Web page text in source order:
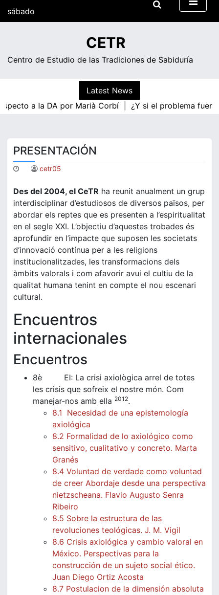
Skip
sábado
CETR
Centro de Estudio de las Tradiciones de Sabiduría
Latest News
a la DA por Marià Corbí |¿Y si el problema fuera la
PRESENTACIÓN
cetr05
Des del 2004, el CeTR ha reunit anualment un grup
interdisciplinar d’estudiosos de diversos països, per
abordar els reptes que es presenten a l’espiritualitat
en el segle XXI. L’objectiu d’aquestes trobades és
aprofundir en l’impacte que suposen les societats
d’innovació contínua per a les religions
institucionalitzades, les transformacions dels
àmbits valorals i com afavorir avui el cultiu de la
qualitat humana tenint en compte el nou escenari
cultural.
Encuentros
internacionales
Encuentros
8è EI: La crisi axiològica arrel de totes
les crisis que sofreix el nostre món. Com
manejar-nos amb ella 2012.
8.1 Necesidad de una epistemología
axiológica
8.2 Formalidad de lo axiológico como
sensitivo, cualitativo y concreto. Marta
Granés
8.4 Voluntad de verdade como voluntad
de creer Abordaje desde una perspectiva
nietzscheana. Flavio Augusto Senra
Ribeiro
8.5 Sobre la estructura de las
revoluciones teológicas. J. M. Vigil
8.6 Crisis axiológica y cambio valoral en
México. Perspectivas para la
construcción de un sujeto social ético.
Juan Diego Ortiz Acosta
8.7 Postulacion de la dimensión absoluta